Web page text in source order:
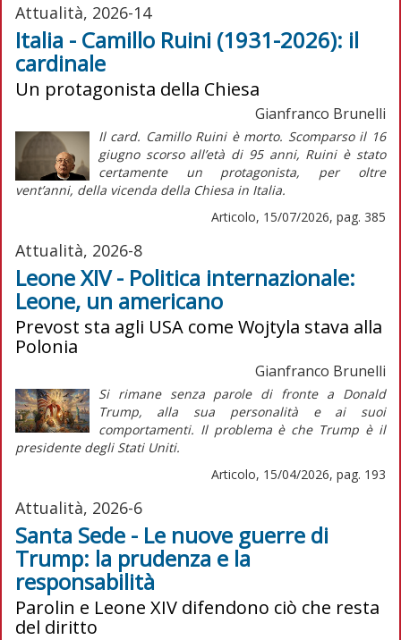
Attualità, 2026-14
Italia - Camillo Ruini (1931-2026): il
cardinale
Un protagonista della Chiesa
Gianfranco Brunelli
Il card. Camillo Ruini è morto. Scomparso il 16
giugno scorso all’età di 95 anni, Ruini è stato
certamente un protagonista, per oltre
vent’anni, della vicenda della Chiesa in Italia.
Articolo, 15/07/2026, pag. 385
Attualità, 2026-8
Leone XIV - Politica internazionale:
Leone, un americano
Prevost sta agli USA come Wojtyla stava alla
Polonia
Gianfranco Brunelli
Si rimane senza parole di fronte a Donald
Trump, alla sua personalità e ai suoi
comportamenti. Il problema è che Trump è il
presidente degli Stati Uniti.
Articolo, 15/04/2026, pag. 193
Attualità, 2026-6
Santa Sede - Le nuove guerre di
Trump: la prudenza e la
responsabilità
Parolin e Leone XIV difendono ciò che resta
del diritto